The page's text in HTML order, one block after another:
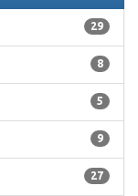
29
8
5
9
27